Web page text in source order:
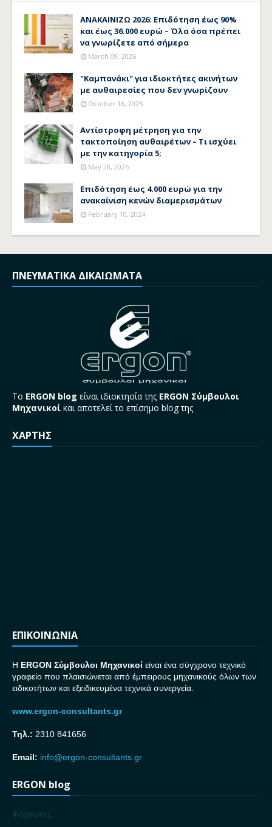
ΑΝΑΚΑΙΝΙΖΩ 2026: Επιδότηση έως 90%
και έως 36.000 ευρώ – Όλα όσα πρέπει
να γνωρίζετε από σήμερα
March 09, 2026
"Καμπανάκι" για ιδιοκτήτες ακινήτων
με αυθαιρεσίες που δεν γνωρίζουν
October 16, 2025
Αντίστροφη μέτρηση για την
τακτοποίηση αυθαιρέτων – Τι ισχύει
με την κατηγορία 5;
May 28, 2025
Επιδότηση έως 4.000 ευρώ για την
ανακαίνιση κενών διαμερισμάτων
February 10, 2024
ΠΝΕΥΜΑΤΙΚΑ ΔΙΚΑΙΩΜΑΤΑ
Το ERGON blog είναι ιδιοκτησία της ERGON Σύμβουλοι
Μηχανικοί και αποτελεί το επίσημο blog της
ΧΑΡΤΗΣ
ΕΠΙΚΟΙΝΩΝΙΑ
H ERGON Σύμβουλοι Μηχανικοί είναι ένα σύγχρονο τεχνικό
γραφείο που πλαισιώνεται από έμπειρους μηχανικούς όλων των
ειδικοτήτων και εξειδικευμένα τεχνικά συνεργεία.
www.ergon-consultants.gr
Τηλ.: 2310 841656
Email: info@ergon-consultants.gr
ERGON blog
Φόρτωση...